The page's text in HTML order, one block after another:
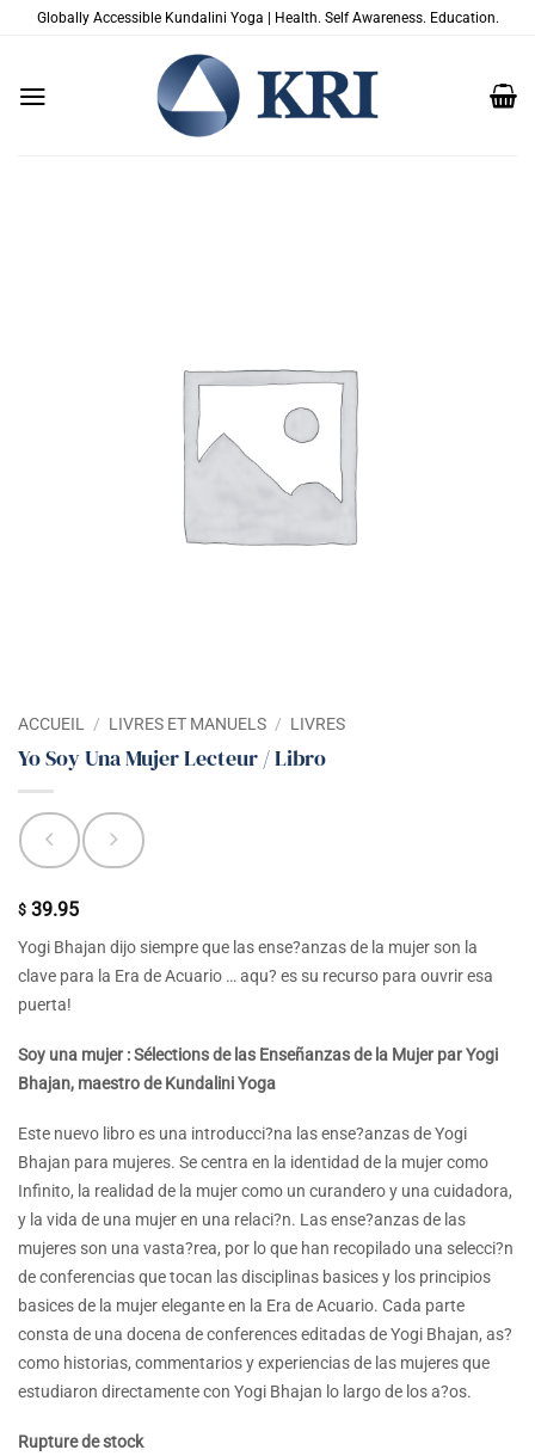
PasserGlobally Accessible Kundalini Yoga | Health. Self Awareness. Education.
ACCUEIL / LIVRES ET MANUELS / LIVRES
Yo Soy Una Mujer Lecteur / Libro
$ 39.95
Yogi Bhajan dijo siempre que las ense?anzas de la mujer son la
clave para la Era de Acuario … aqu? es su recurso para ouvrir esa
puerta!
Soy una mujer : Sélections de las Enseñanzas de la Mujer par Yogi
Bhajan, maestro de Kundalini Yoga
Este nuevo libro es una introducci?na las ense?anzas de Yogi
Bhajan para mujeres. Se centra en la identidad de la mujer como
Infinito, la realidad de la mujer como un curandero y una cuidadora,
y la vida de una mujer en una relaci?n. Las ense?anzas de las
mujeres son una vasta?rea, por lo que han recopilado una selecci?n
de conferencias que tocan las disciplinas basices y los principios
basices de la mujer elegante en la Era de Acuario. Cada parte
consta de una docena de conferences editadas de Yogi Bhajan, as?
como historias, commentarios y experiencias de las mujeres que
estudiaron directamente con Yogi Bhajan lo largo de los a?os.
Rupture de stock